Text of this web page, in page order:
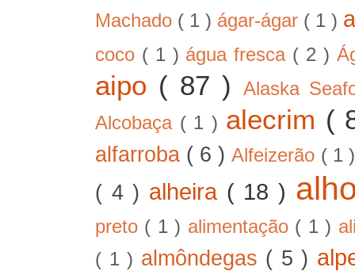
Machado ( 1 ) ágar-ágar ( 1 )
coco ( 1 ) água fresca ( 2 )
aipo ( 87 )
Alaska
Alcobaça ( 1 ) alecrim (
alfarroba ( 6 )Alfeizerão ( 1
( 4 ) alheira ( 18 )
preto ( 1 ) alimentação ( 1 )
( 1 ) almôndegas ( 5 )